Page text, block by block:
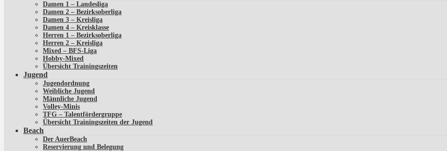
Damen 1 – Landesliga
Damen 2 – Bezirksoberliga
Damen 3 – Kreisliga
Damen 4 – Kreisklasse
Herren 1 – Bezirksoberliga
Herren 2 – Kreisliga
Mixed – BFS-Liga
Hobby-Mixed
Übersicht Trainingszeiten
Jugend
Jugendordnung
Weibliche Jugend
Männliche Jugend
Volley-Minis
TFG – Talentfördergruppe
Übersicht Trainingszeiten der Jugend
Beach
Der AuerBeach
Reservierung und Belegung